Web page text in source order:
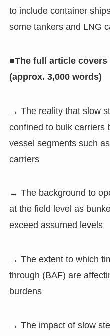
to include container
some tankers and LNG
■The full article
(approx. 3,000 words)
→ The reality that slow
confined to bulk carriers
vessel segments such
carriers
→ The background to
at the field level as
exceed assumed levels
→ The extent to which
through (BAF) are
burdens
→ The impact of slow